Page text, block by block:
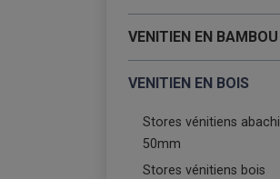
VENITIEN EN BAMBOU
VENITIEN EN BOIS
Stores vénitiens abachi
50mm
Stores vénitiens bois